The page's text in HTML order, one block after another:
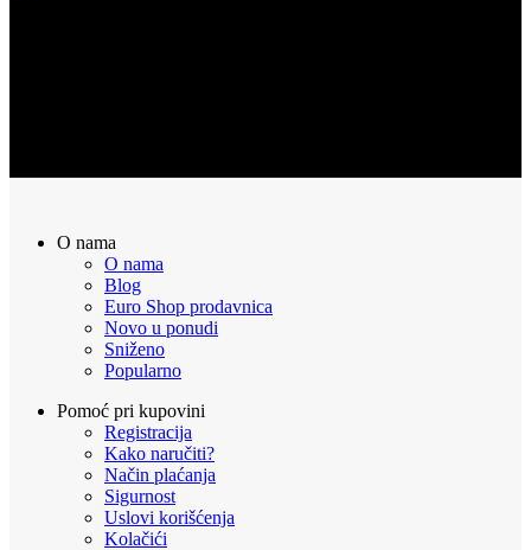
O nama
O nama
Blog
Euro Shop prodavnica
Novo u ponudi
Sniženo
Popularno
Pomoć pri kupovini
Registracija
Kako naručiti?
Način plaćanja
Sigurnost
Uslovi korišćenja
Kolačići